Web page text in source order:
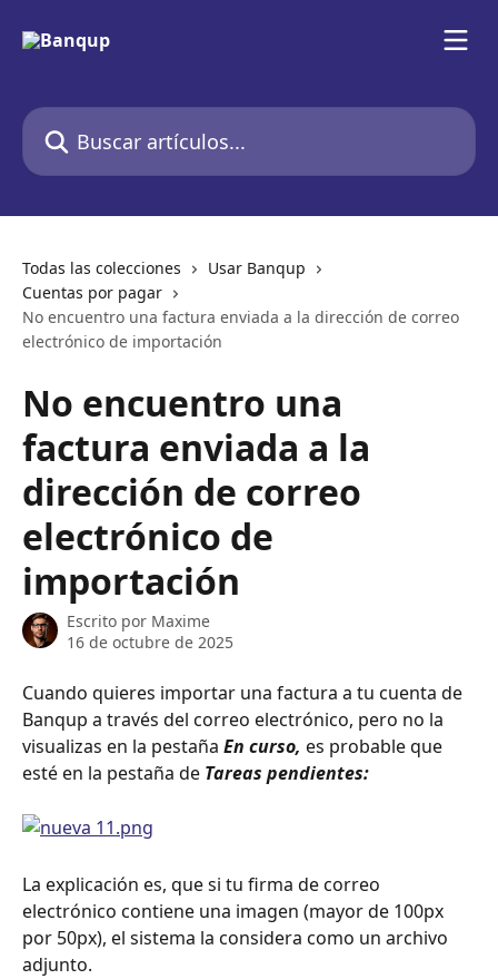
Buscar artículos...
Todas las colecciones
Usar Banqup
Cuentas por pagar
No encuentro una factura enviada a la dirección de correo
electrónico de importación
No encuentro una
factura enviada a la
dirección de correo
electrónico de
importación
Escrito por Maxime
16 de octubre de 2025
Cuando quieres importar una factura a tu cuenta de
Banqup a través del correo electrónico, pero no la
visualizas en la pestaña En curso, es probable que
esté en la pestaña de Tareas pendientes:
La explicación es, que si tu firma de correo
electrónico contiene una imagen (mayor de 100px
por 50px), el sistema la considera como un archivo
adjunto.